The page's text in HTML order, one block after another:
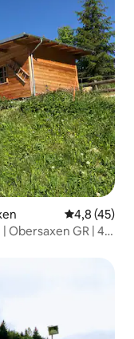
Évaluation
4,8 (45)
GR | 4 à